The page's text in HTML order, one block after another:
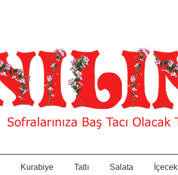
Kurabiye Tatlı Salata İçecek